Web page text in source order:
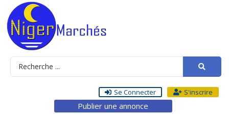
Se Connecter S'inscrire
Publier une annonce